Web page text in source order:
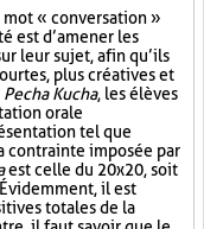
« conversation »
est d’amener les
leur sujet, afin qu’ils
plus créatives et
Pecha Kucha, les élèves
orale
tel que
contrainte imposée par
est celle du 20x20, soit
il est
totales de la